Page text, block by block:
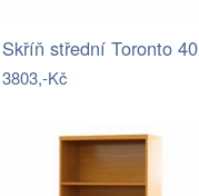
3803,-Kč